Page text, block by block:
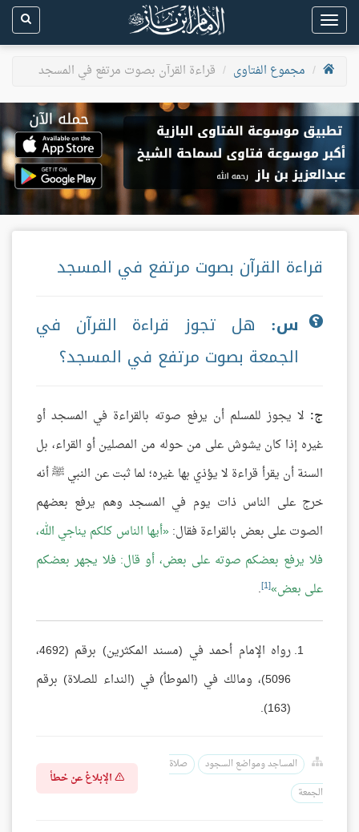
Toggle
navigation
مجموع الفتاوى
قراءة القرآن بصوت مرتفع في المسجد
قراءة القرآن بصوت مرتفع في المسجد
س: هل تجوز قراءة القرآن في
الجمعة بصوت مرتفع في المسجد؟
ج: لا يجوز للمسلم أن يرفع صوته بالقراءة في المسجد أو
غيره إذا كان يشوش على من حوله من المصلين أو القراء، بل
السنة أن يقرأ قراءة لا يؤذي بها غيره؛ لما ثبت عن النبي ﷺ أنه
خرج على الناس ذات يوم في المسجد وهم يرفع بعضهم
الصوت على بعض بالقراءة فقال: أيها الناس كلكم يناجي الله،
فلا يرفع بعضكم صوته على بعض، أو قال: فلا يجهر بعضكم
على بعض [1]
.
رواه الإمام أحمد في (مسند المكثرين) برقم (4692،
5096)، ومالك في (الموطأ) في (النداء للصلاة) برقم
(163).
المساجد ومواضع السجود
صلاة
الجمعة
الإبلاغ عن خطأ